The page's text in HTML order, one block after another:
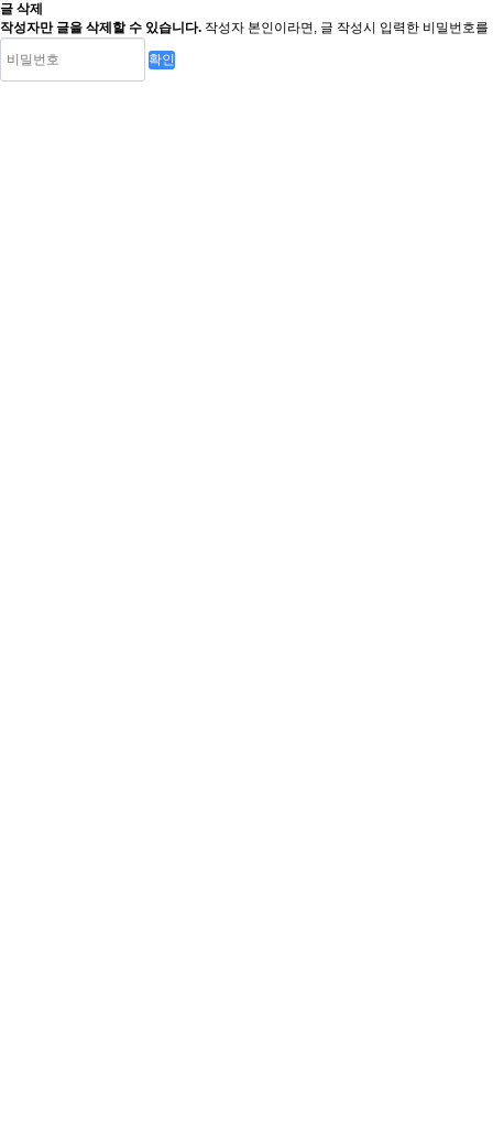
글 삭제
작성자만 글을 삭제할 수 있습니다. 작성자 본인이라면, 글 작성시 입력한 비밀번호